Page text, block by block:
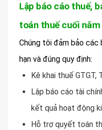
Lập báo cáo thuế,
toán thuế cuối năm
Chúng tôi đảm bảo
hạn và đúng quy định:
Kê khai thuế
Lập báo cáo tài
kết quả hoạt động
Hỗ trợ quyết toán